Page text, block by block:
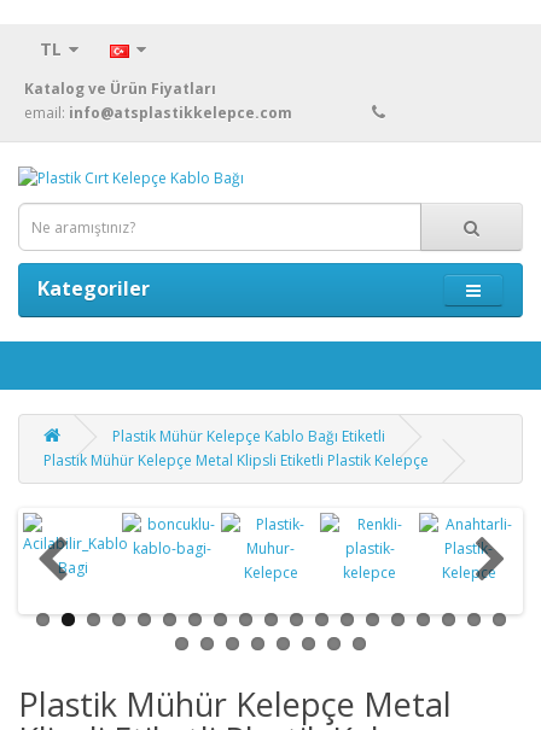
TL
Katalog ve Ürün Fiyatları
email: info@atsplastikkelepce.com
Kategoriler
Plastik Mühür Kelepçe Kablo Bağı Etiketli
Plastik Mühür Kelepçe Metal Klipsli Etiketli Plastik Kelepçe
Plastik Mühür Kelepçe Metal